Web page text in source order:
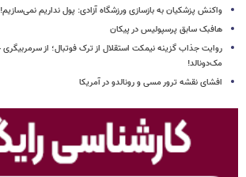
واکنش پزشکیان به بازسازی ورزشگاه آزادی: پول نداریم نمی‌سازیم!
هافبک سابق پرسپولیس در پیکان
مک‌دونالد!
افشای نقشه ترور مسی و رونالدو در آمریکا